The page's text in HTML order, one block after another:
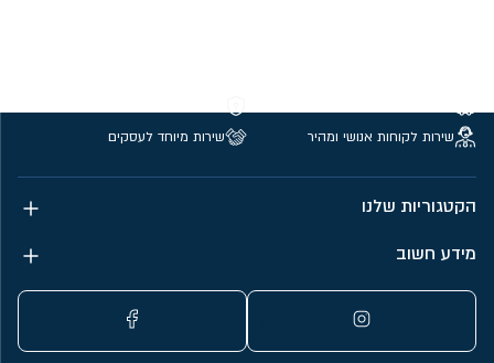
שירות לקוחות אנושי ומהיר
שירות מיוחד לעסקים
הקטגוריות שלנו
מידע חשוב